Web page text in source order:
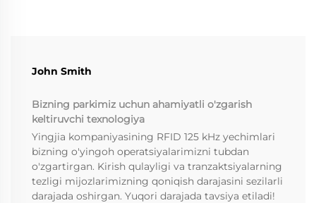
John Smith
Bizning parkimiz uchun ahamiyatli o'zgarish
keltiruvchi texnologiya
Yingjia kompaniyasining RFID 125 kHz yechimlari
bizning o'yingoh operatsiyalarimizni tubdan
o'zgartirgan. Kirish qulayligi va tranzaktsiyalarning
tezligi mijozlarimizning qoniqish darajasini sezilarli
darajada oshirgan. Yuqori darajada tavsiya etiladi!